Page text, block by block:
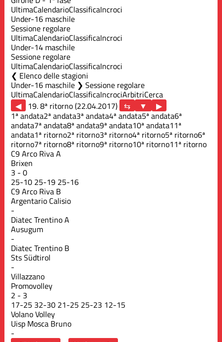
UltimaCalendarioClassificaIncroci
Under-16 maschile
Sessione regolare
UltimaCalendarioClassificaIncroci
Under-14 maschile
Sessione regolare
UltimaCalendarioClassificaIncroci
Elenco delle stagioni
Under-16 maschile ❯ Sessione regolare
UltimaCalendarioClassificaIncrociArbitriCerca
◀
19. 8ª ritorno (22.04.2017)
▶
1ª andata2ª andata3ª andata4ª andata5ª andata6ª
andata7ª andata8ª andata9ª andata10ª andata11ª
andata1ª ritorno2ª ritorno3ª ritorno4ª ritorno5ª ritorno6ª
ritorno7ª ritorno8ª ritorno9ª ritorno10ª ritorno11ª ritorno
C9 Arco Riva A
Brixen
3 -0
25-10 25-19 25-16
C9 Arco Riva B
Argentario Calisio
-
Diatec Trentino A
Ausugum
-
Diatec Trentino B
Sts Südtirol
-
Villazzano
Promovolley
2 - 3
17-25 32-30 21-25 25-23 12-15
Volano Volley
Uisp Mosca Bruno
-